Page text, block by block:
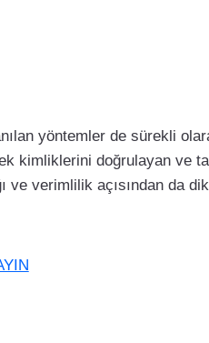
yöntemler de sürekli
kimliklerini doğrulayan ve
ve verimlilik açısından da